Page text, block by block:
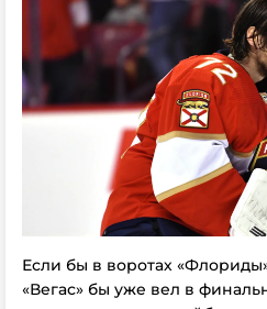
Если бы в воротах
«Вегас» бы уже вел в